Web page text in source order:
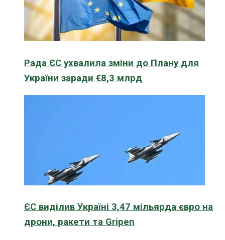
Рада ЄС ухвалила зміни до Плану для
України заради €8,3 млрд
ЄС виділив Україні 3,47 мільярда євро на
дрони, ракети та Gripen